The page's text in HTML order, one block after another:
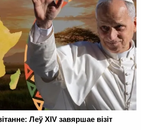
Леў XIV завяршае візіт